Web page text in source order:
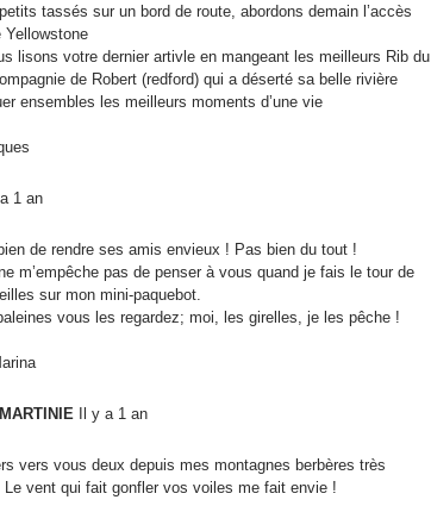
tassés sur un bord de route, abordons demain l’accès
Yellowstone
lisons votre dernier artivle en mangeant les meilleurs Rib du
de Robert (redford) qui a déserté sa belle rivière
ensembles les meilleurs moments d’une vie
1 an
de rendre ses amis envieux ! Pas bien du tout !
m’empêche pas de penser à vous quand je fais le tour de
sur mon mini-paquebot.
vous les regardez; moi, les girelles, je les pêche !
Il y a 1 an
vers vous deux depuis mes montagnes berbères très
vent qui fait gonfler vos voiles me fait envie !